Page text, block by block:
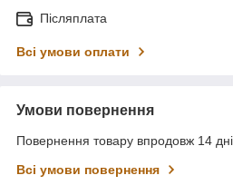
Післяплата
Всі умови оплати
Умови повернення
Повернення товару впродовж 14
Всі умови повернення